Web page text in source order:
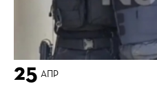
25 ΑΠΡ